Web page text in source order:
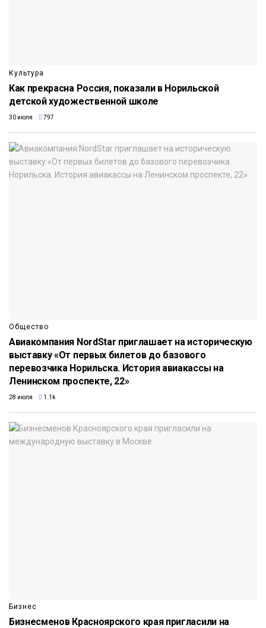
Культура
Как прекрасна Россия, показали в Норильской
детской художественной школе
30 июля 797
Общество
Авиакомпания NordStar приглашает на историческую
выставку «От первых билетов до базового
перевозчика Норильска. История авиакассы на
Ленинском проспекте, 22»
28 июля 1.1k
Бизнес
Бизнесменов Красноярского края пригласили на